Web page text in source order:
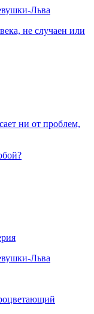
Льва
не случаен или
ни от проблем,
Льва